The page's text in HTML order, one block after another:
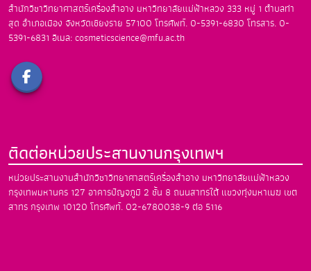
สำนักวิชาวิทยาศาสตร์เครื่องสำอาง มหาวิทยาลัยแม่ฟ้าหลวง 333 หมู่ 1 ตำบลท่า
สุด อำเภอเมือง จังหวัดเชียงราย 57100 โทรศัพท์. 0-5391-6830 โทรสาร. 0-
5391-6831 อีเมล: cosmeticscience@mfu.ac.th
ติดต่อหน่วยประสานงานกรุงเทพฯ
หน่วยประสานงานสำนักวิชาวิทยาศาสตร์เครื่องสำอาง มหาวิทยาลัยแม่ฟ้าหลวง
กรุงเทพมหานคร 127 อาคารปัญจภูมิ 2 ชั้น 8 ถนนสาทรใต้ แขวงทุ่งมหาเมฆ เขต
สาทร กรุงเทพ 10120 โทรศัพท์. 02-6780038-9 ต่อ 5116